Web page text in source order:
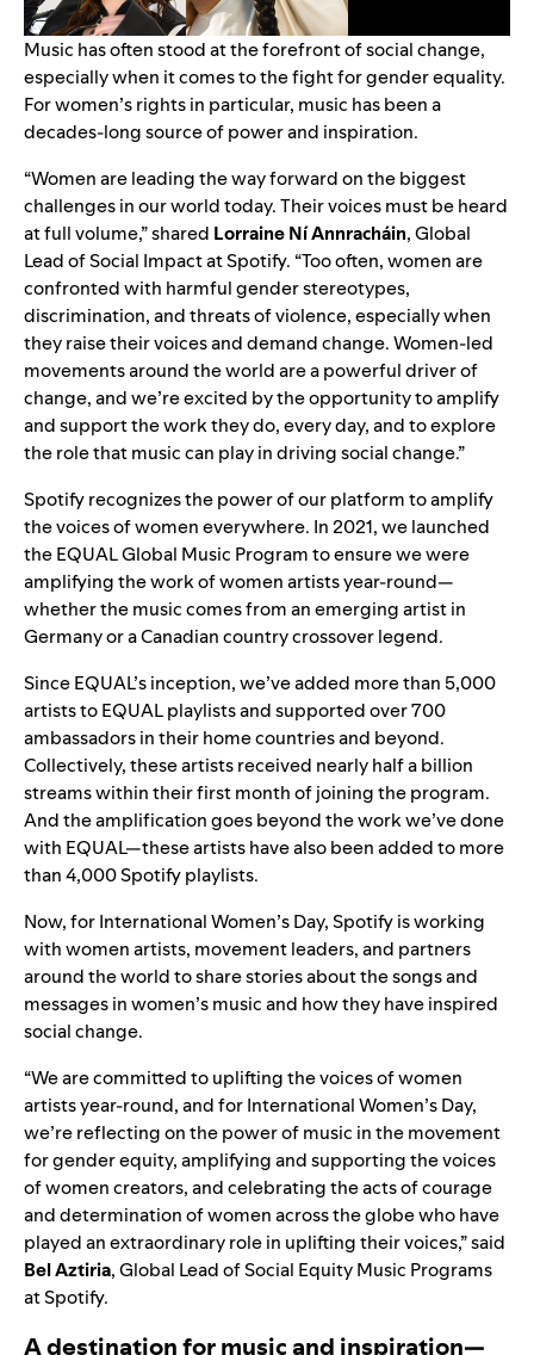
Music has often stood at the forefront of social change,
especially when it comes to the fight for gender equality.
For women’s rights in particular, music has been a
decades-long source of power and inspiration.
“Women are leading the way forward on the biggest
challenges in our world today. Their voices must be heard
at full volume,” shared Lorraine Ní Annracháin, Global
Lead of Social Impact at Spotify. “Too often, women are
confronted with harmful gender stereotypes,
discrimination, and threats of violence, especially when
they raise their voices and demand change. Women-led
movements around the world are a powerful driver of
change, and we’re excited by the opportunity to amplify
and support the work they do, every day, and to explore
the role that music can play in driving social change.”
Spotify recognizes the power of our platform to amplify
the voices of women everywhere. In 2021, we launched
theEQUAL Global Music Programto ensure we were
amplifying the work of women artists year-round—
whether the music comes from anemerging artist in
Germanyor aCanadian country crossover legend.
Since EQUAL’s inception, we’ve added more than 5,000
artists to EQUAL playlists and supported over 700
ambassadors in their home countries and beyond.
Collectively, these artists received nearly half a billion
streams within their first month of joining the program.
And the amplification goes beyond the work we’ve done
with EQUAL—these artists have also been added to more
than 4,000 Spotify playlists.
Now, for International Women’s Day, Spotify is working
with women artists, movement leaders, and partners
around the world to share stories about the songs and
messages in women’s music and how they have inspired
social change.
“We are committed to uplifting the voices of women
artists year-round, and for International Women’s Day,
we’re reflecting on the power of music in the movement
for gender equity, amplifying and supporting the voices
of women creators, and celebrating the acts of courage
and determination of women across the globe who have
played an extraordinary role in uplifting their voices,” said
Bel Aztiria, Global Lead of Social Equity Music Programs
at Spotify.
A destination for music and inspiration—